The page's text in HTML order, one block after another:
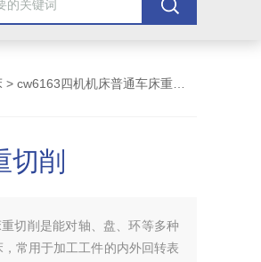
> cw6163四机机床普通车床重切削
切削
切削是能对轴、盘、环等多种
常用于加工工件的内外回转表